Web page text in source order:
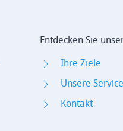
Entdecken Sie
Ihre Ziele
Unsere
Kontakt